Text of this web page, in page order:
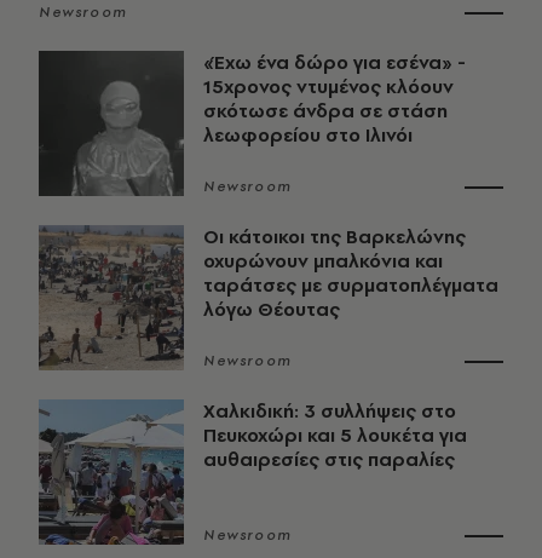
Newsroom
«Έχω ένα δώρο για εσένα» -
15χρονος ντυμένος κλόουν
σκότωσε άνδρα σε στάση
λεωφορείου στο Ιλινόι
Newsroom
Οι κάτοικοι της Βαρκελώνης
οχυρώνουν μπαλκόνια και
ταράτσες με συρματοπλέγματα
λόγω Θέουτας
Newsroom
Χαλκιδική: 3 συλλήψεις στο
Πευκοχώρι και 5 λουκέτα για
αυθαιρεσίες στις παραλίες
Newsroom